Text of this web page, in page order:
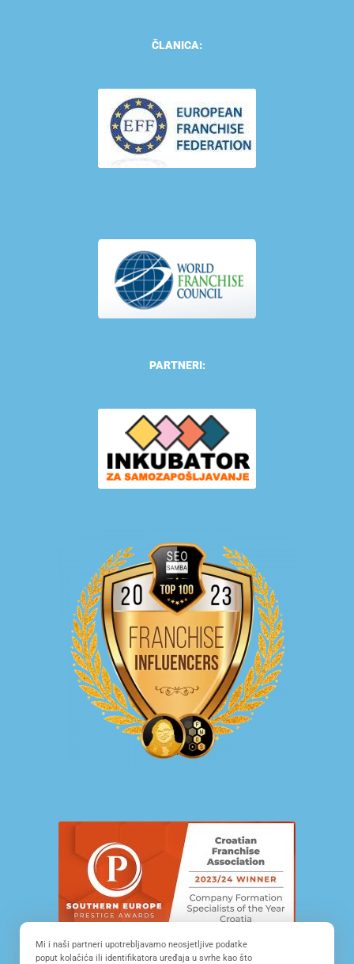
ČLANICA:
PARTNERI:
Mi i naši partneri upotrebljavamo neosjetljive podatke
poput kolačića ili identifikatora uređaja u svrhe kao što